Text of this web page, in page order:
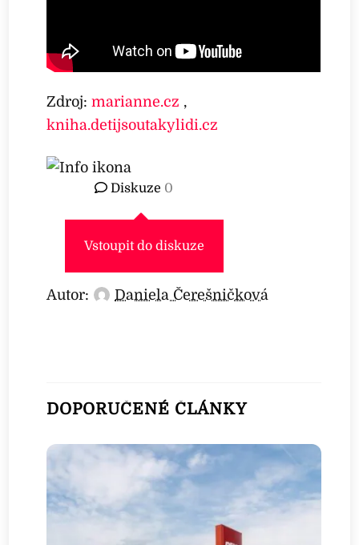
Zdroj:marianne.cz ,
kniha.detijsoutakylidi.cz
Diskuze 0
Vstoupit do diskuze
Autor: Daniela Čerešničková
DOPORUČENÉ ČLÁNKY